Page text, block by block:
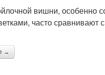
вишни, особенно
часто сравнивают
→